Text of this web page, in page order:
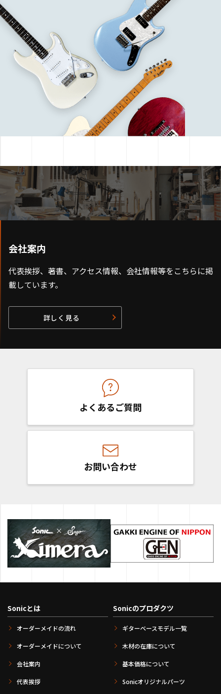
会社案内
代表挨拶、著書、アクセス情報、会社情報等をこちらに掲
載しています。
詳しく見る
よくあるご質問
お問い合わせ
Sonicとは
オーダーメイドの流れ
オーダーメイドについて
会社案内
代表挨拶
Sonicのプロダクツ
ギターベースモデル一覧
木材の在庫について
基本価格について
Sonicオリジナルパーツ